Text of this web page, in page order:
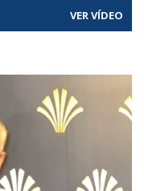
VER VÍDEO